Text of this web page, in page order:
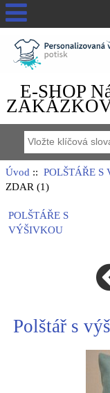
E-SHOP
Úvod :: POLŠTÁŘE S
ZDAR (1)
POLŠTÁŘE S
VÝŠIVKOU
Polštář s